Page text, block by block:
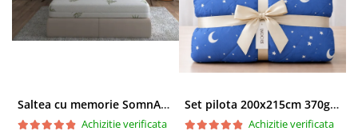
Saltea cu memorie SomnART XXL Memory Plus 160x190, înălțime 25cm, pentru persoane supraponderale, husă Aloe Vera detașabilă, rulată, fermitate mare
Achizitie verificata
Set pilota 200x215cm 370g cu 2 perne 50x70,albastru- PLT36
Achizitie verificata